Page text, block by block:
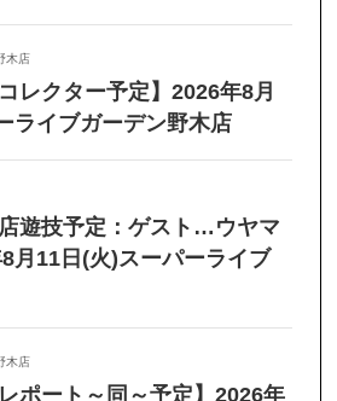
木店
レクター予定】2026年8月
ライブガーデン野木店
店遊技予定：ゲスト…ウヤマ
月11日(火)スーパーライブ
木店
ポート～同～予定】2026年